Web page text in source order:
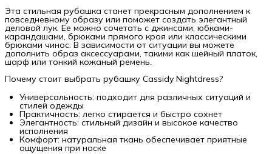
Эта стильная рубашка станет прекрасным дополнением к
повседневному образу или поможет создать элегантный
деловой лук. Ее можно сочетать с джинсами, юбками-
карандашами, брюками прямого кроя или классическими
брюками чинос. В зависимости от ситуации вы можете
дополнить образ аксессуарами, такими как шейный платок,
шарф или тонкий кожаный ремень.
Почему стоит выбрать рубашку Cassidy Nightdress?
Универсальность: подходит для различных ситуаций и
стилей одежды
Практичность: легко стирается и быстро сохнет
Элегантность: стильный дизайн и высокое качество
исполнения
Комфорт: натуральная ткань обеспечивает приятные
ощущения при носке